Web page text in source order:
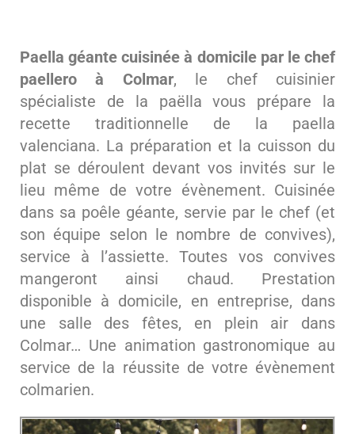
Paella géante cuisinée à domicile par le chef
paellero à Colmar, le chef cuisinier
spécialiste de la paëlla vous prépare la
recette traditionnelle de la paella
valenciana. La préparation et la cuisson du
plat se déroulent devant vos invités sur le
lieu même de votre évènement. Cuisinée
dans sa poêle géante, servie par le chef (et
son équipe selon le nombre de convives),
service à l’assiette. Toutes vos convives
mangeront ainsi chaud. Prestation
disponible à domicile, en entreprise, dans
une salle des fêtes, en plein air dans
Colmar… Une animation gastronomique au
service de la réussite de votre évènement
colmarien.